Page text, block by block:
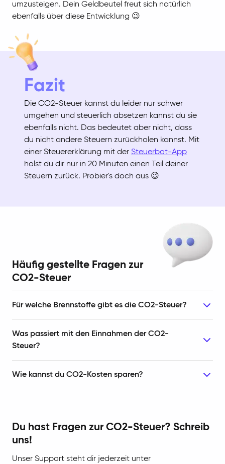
umzusteigen. Dein Geldbeutel freut sich natürlich
ebenfalls über diese Entwicklung 😉
Fazit
Die CO2-Steuer kannst du leider nur schwer
umgehen und steuerlich absetzen kannst du sie
ebenfalls nicht. Das bedeutet aber nicht, dass
du nicht andere Steuern zurückholen kannst. Mit
einer Steuererklärung mit der Steuerbot-App
holst du dir nur in 20 Minuten einen Teil deiner
Steuern zurück. Probier's doch aus 😉
Häufig gestellte Fragen zur
CO2-Steuer
Für welche Brennstoffe gibt es die CO2-Steuer?
Was passiert mit den Einnahmen der CO2-
Steuer?
Wie kannst du CO2-Kosten sparen?
Du hast Fragen zur CO2-Steuer? Schreib
uns!
Unser Support steht dir jederzeit unter